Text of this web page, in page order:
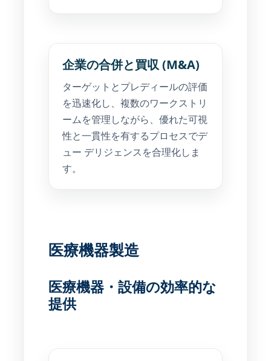
企業の合併と買収 (M&A)
ターゲットとプレディールの評価
を迅速化し、複数のワークストリ
ームを管理しながら、優れた可視
性と一貫性を有するプロセスでデ
ュー デリジェンスを合理化しま
す。
医療機器製造
医療機器・設備の効率的な
提供